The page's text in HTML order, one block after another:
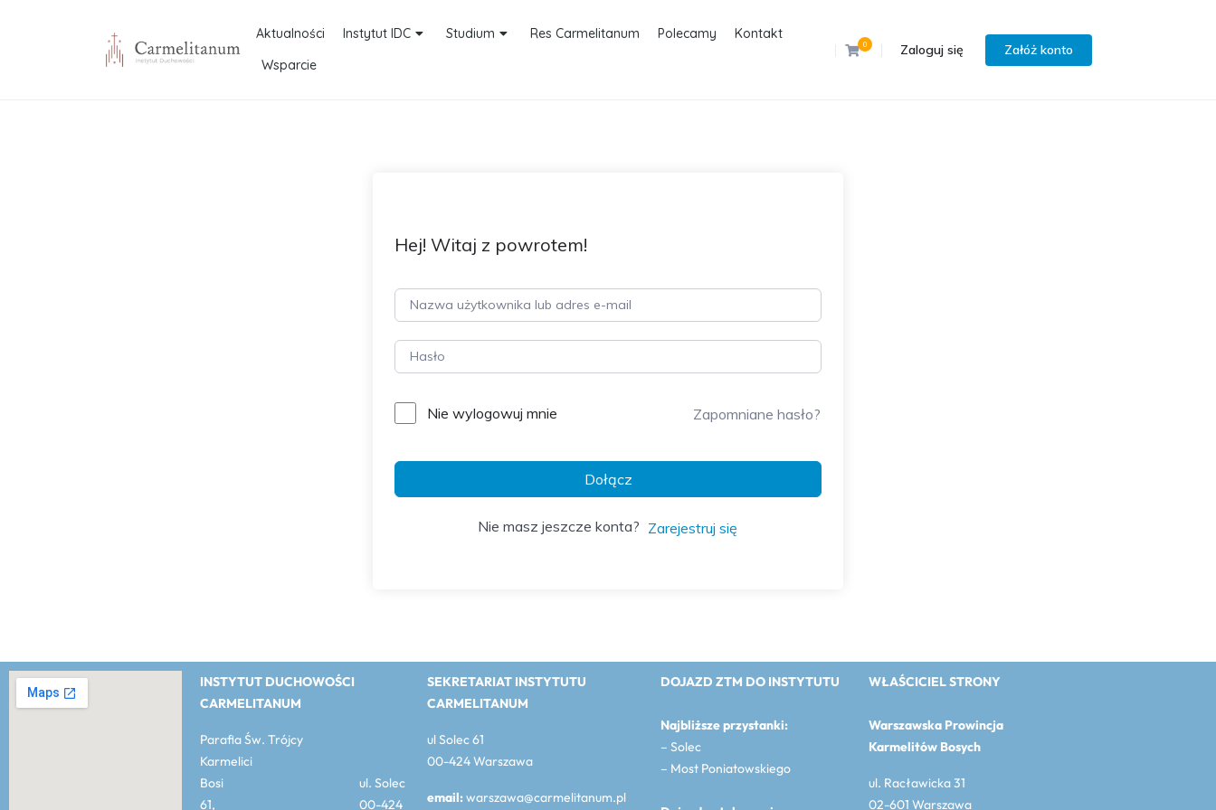
Aktualności Instytut IDC Studium Res Carmelitanum Polecamy
Kontakt
Wsparcie
0 Zaloguj się Załóż konto
Hej! Witaj z powrotem!
Nie wylogowuj mnie Zapomniane hasło?
Dołącz
Nie masz jeszcze konta? Zarejestruj się
INSTYTUT DUCHOWOŚCI
CARMELITANUM
Parafia Św. Trójcy
Karmelici
Bosi ul. Solec
61, 00-424
SEKRETARIAT INSTYTUTU
CARMELITANUM
ul Solec 61
00-424 Warszawa
email:warszawa@carmelitanum.pl
DOJAZD ZTM DO INSTYTUTU
Najbliższe przystanki:
– Solec
– Most Poniatowskiego
WŁAŚCICIEL STRONY
Warszawska Prowincja
Karmelitów Bosych
ul. Racławicka 31
02-601 Warszawa